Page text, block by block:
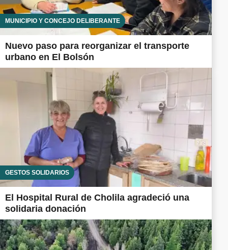
MUNICIPIO Y CONCEJO DELIBERANTE
Nuevo paso para reorganizar el transporte
urbano en El Bolsón
GESTOS SOLIDARIOS
El Hospital Rural de Cholila agradeció una
solidaria donación